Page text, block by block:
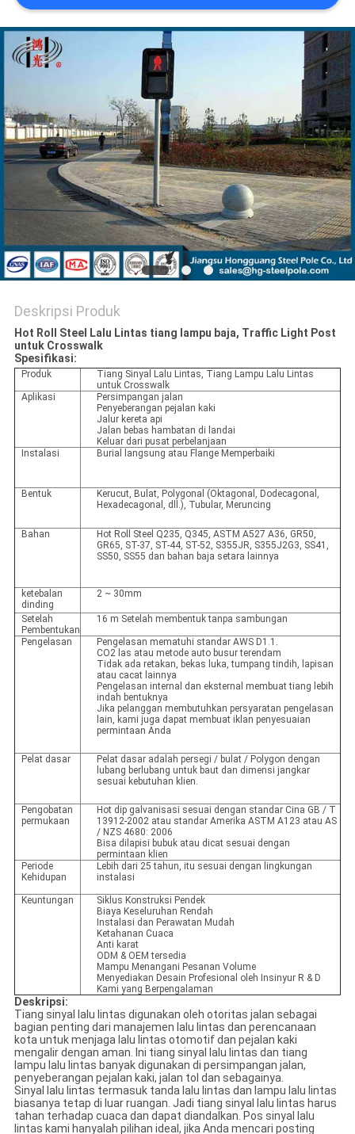
PERMINTAAN
PENAWARAN
SITEMAP
KEBIJAKAN
PRIBADI
Deskripsi Produk
Hot Roll Steel Lalu Lintas tiang lampu baja, Traffic Light Post
untuk Crosswalk
Spesifikasi:
Produk
Tiang Sinyal Lalu Lintas, Tiang Lampu Lalu Lintas
untuk Crosswalk
Aplikasi
Persimpangan jalan
Penyeberangan pejalan kaki
Jalur kereta api
Jalan bebas hambatan di landai
Keluar dari pusat perbelanjaan
Instalasi
Burial langsung atau Flange Memperbaiki
Bentuk
Kerucut, Bulat, Polygonal (Oktagonal, Dodecagonal,
Hexadecagonal, dll.), Tubular, Meruncing
Bahan
Hot Roll Steel Q235, Q345, ASTM A527 A36, GR50,
GR65, ST-37, ST-44, ST-52, S355JR, S355J2G3, SS41,
SS50, SS55 dan bahan baja setara lainnya
ketebalan
dinding
2 ~ 30mm
Setelah
Pembentukan
16 m Setelah membentuk tanpa sambungan
Pengelasan
Pengelasan mematuhi standar AWS D1.1.
CO2 las atau metode auto busur terendam
Tidak ada retakan, bekas luka, tumpang tindih, lapisan
atau cacat lainnya
Pengelasan internal dan eksternal membuat tiang lebih
indah bentuknya
Jika pelanggan membutuhkan persyaratan pengelasan
lain, kami juga dapat membuat iklan penyesuaian
permintaan Anda
Pelat dasar
Pelat dasar adalah persegi / bulat / Polygon dengan
lubang berlubang untuk baut dan dimensi jangkar
sesuai kebutuhan klien.
Pengobatan
permukaan
Hot dip galvanisasi sesuai dengan standar Cina GB / T
13912-2002 atau standar Amerika ASTM A123 atau AS
/ NZS 4680: 2006
Bisa dilapisi bubuk atau dicat sesuai dengan
permintaan klien
Periode
Kehidupan
Lebih dari 25 tahun, itu sesuai dengan lingkungan
instalasi
Keuntungan
Siklus Konstruksi Pendek
Biaya Keseluruhan Rendah
Instalasi dan Perawatan Mudah
Ketahanan Cuaca
Anti karat
ODM & OEM tersedia
Mampu Menangani Pesanan Volume
Menyediakan Desain Profesional oleh Insinyur R & D
Kami yang Berpengalaman
Deskripsi:
Tiang sinyal lalu lintas digunakan oleh otoritas jalan sebagai
bagian penting dari manajemen lalu lintas dan perencanaan
kota untuk menjaga lalu lintas otomotif dan pejalan kaki
mengalir dengan aman. Ini tiang sinyal lalu lintas dan tiang
lampu lalu lintas banyak digunakan di persimpangan jalan,
penyeberangan pejalan kaki, jalan tol dan sebagainya.
Sinyal lalu lintas termasuk tanda lalu lintas dan lampu lalu lintas
biasanya tetap di luar ruangan. Jadi tiang sinyal lalu lintas harus
tahan terhadap cuaca dan dapat diandalkan. Pos sinyal lalu
lintas kami hanyalah pilihan ideal, jika Anda mencari posting